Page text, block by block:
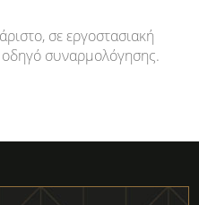
σε εργοστασιακή
οδηγό συναρμολόγησης.